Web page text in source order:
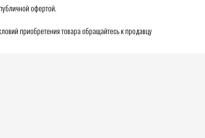
офертой.
приобретения товара обращайтесь к продавцу